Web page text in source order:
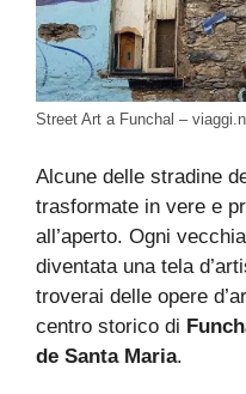
Street Art a Funchal –
Alcune delle stradine
trasformate in vere e
all’aperto. Ogni
diventata una tela
troverai delle opere
centro storico di
de Santa Maria.